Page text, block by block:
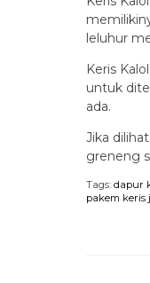
leluhur
Keris
untuk
ada.
Jika
greneng
Tags: dapur
pakem keris